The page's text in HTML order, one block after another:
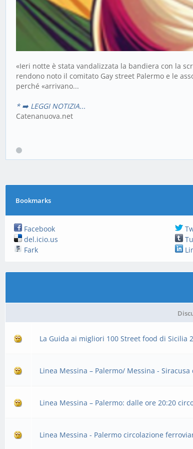
«Ieri notte è stata vandalizzata la bandiera con la
rendono noto il comitato Gay street Palermo e le
perché «arrivano...
* ➡️ LEGGI NOTIZIA...
Catenanuova.net
Bookmarks
Facebook
del.icio.us
Fark
La Guida ai migliori 100 Street food di Sicilia
Linea Messina – Palermo/ Messina -
Linea Messina – Palermo: dalle ore 20:20
Linea Messina - Palermo circolazione